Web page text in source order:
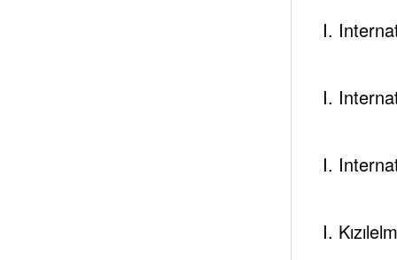
I.
I.
I.
I.
Afgani̇stan’dan Küresel Dengelere -1-